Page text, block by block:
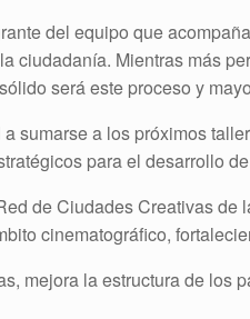
del equipo que
ciudadanía. Mientras más
será este proceso y
sumarse a los próximos
para el desarrollo
de Ciudades Creativas
cinematográfico,
mejora la estructura de los